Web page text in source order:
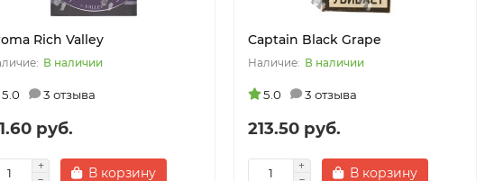
Rich Valley
В наличии
5.0 3 отзыва
руб.
В корзину
Captain Black Grape
В наличии
5.0 3 отзыва
213.50 руб.
В корзину